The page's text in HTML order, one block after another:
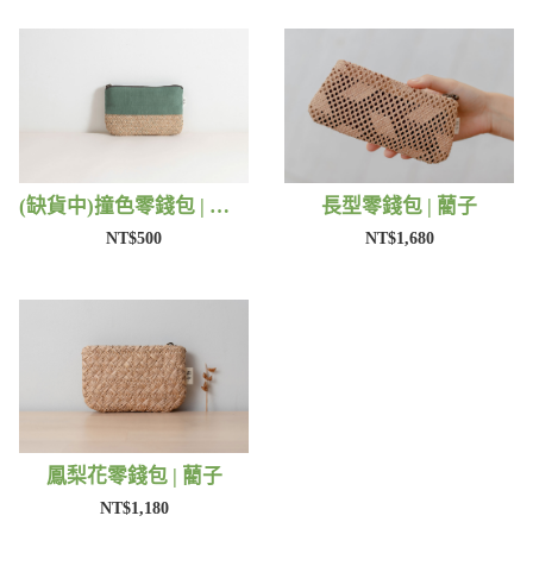
(缺貨中)撞色零錢包 | 藺子
NT$500
長型零錢包 | 藺子
NT$1,680
鳳梨花零錢包 | 藺子
NT$1,180